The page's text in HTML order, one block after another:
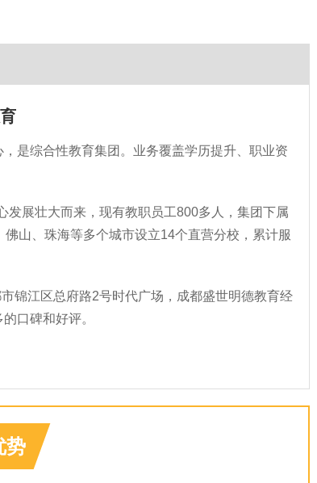
是综合性教育集团。业务覆盖学历提升、职业资
展壮大而来，现有教职员工800多人，集团下属
山、珠海等多个城市设立14个直营分校，累计服
锦江区总府路2号时代广场，成都盛世明德教育经
口碑和好评。
势